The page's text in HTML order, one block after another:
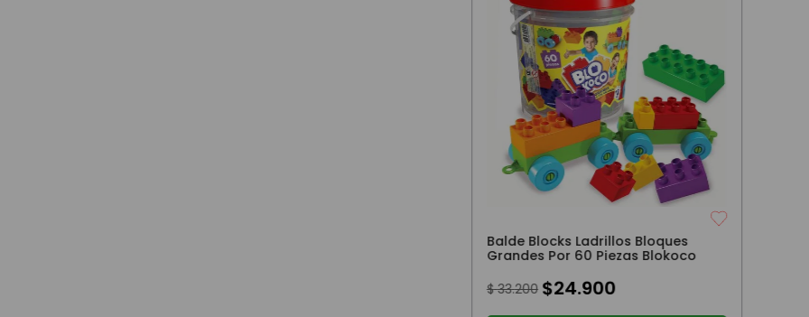
Balde Blocks Ladrillos Bloques
Grandes Por 60 Piezas Blokoco
$ 33.200 $24.900